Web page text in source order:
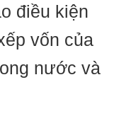
điều kiện
vốn của
nước và